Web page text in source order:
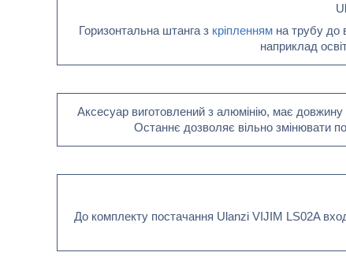
Горизонтальна штанга з кріпленнямна трубу до
наприклад
Аксесуар виготовлений з алюмінію, має
Останнє дозволяє вільно змінювати
До комплекту постачання Ulanzi VIJIM LS02A